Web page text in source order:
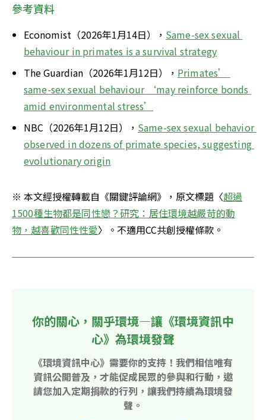
參考資料
Economist（2026年1月14日）， Same-sex sexual
behaviour in primates is a survival strategy
The Guardian（2026年1月12日）， Primates’
same-sex sexual behaviour ‘may reinforce bonds
amid environmental stress’
NBC（2026年1月12日）， Same-sex sexual behavior
observed in dozens of primate species, suggesting
evolutionary origin
※ 本文經授權轉載自《關鍵評論網》，原文標題〈超過
1500種生物都是同性戀？研究：居住環境越嚴苛的動
物，越喜歡同性性愛〉。不適用CC共創授權條款。
你的關心，關乎環境—讓《環境資訊中
心》為環境發聲
《環境資訊中心》需要你的支持！我們相信唯有
資訊公開普及，才能促成民眾的參與和行動，邀
請您加入定期捐款的行列，讓我們持續為環境發
聲。